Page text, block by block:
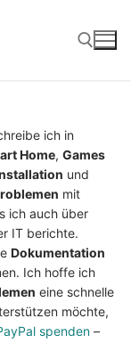
ich in
Home, Games
und
mit
ich auch über
IT berichte.
Dokumentation
Ich hoffe ich
eine schnelle
möchte,
spenden –